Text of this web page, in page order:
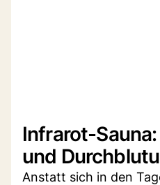
Infrarot-
und
Anstatt sich in den